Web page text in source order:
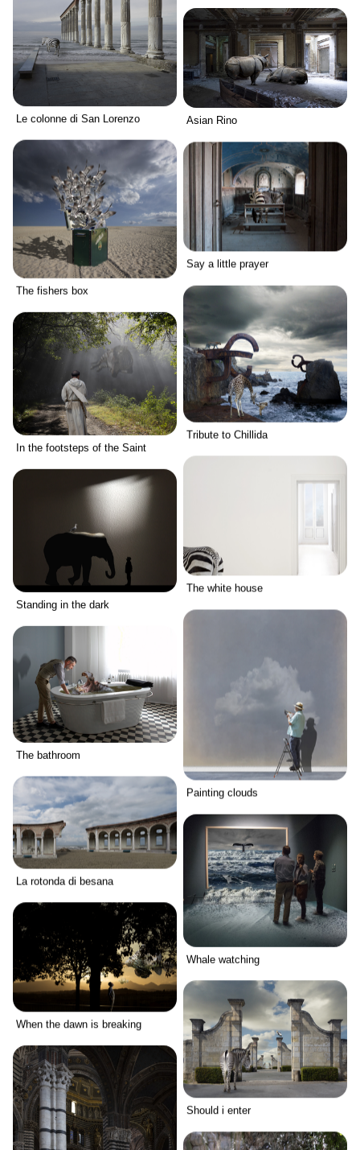
Le colonne di San Lorenzo Asian Rino
The fishers box
Say a little prayer
Tribute to Chillida
In the footsteps of the Saint
The white house
Standing in the dark
Painting clouds
The bathroom
La rotonda di besana
Whale watching
When the dawn is breaking
Should i enter